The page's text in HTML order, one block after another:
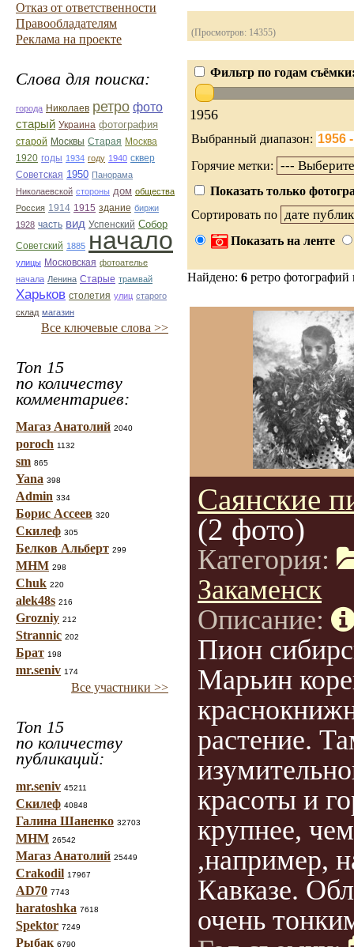
Отказ от ответственности
Правообладателям
Реклама на проекте
Слова для поиска:
города Николаев ретро фото
старый Украина фотография
старой Москвы Старая Москва
1920 годы 1934 году 1940 сквер
Советская 1950 Панорама
Николаевской стороны дом общества
Россия 1914 1915 здание биржи
1928 часть вид Успенский Собор
Советский 1885 начало
улицы Московская фотоателье
начала Ленина Старые трамвай
Харьков столетия улиц старого
склад магазин
Все ключевые слова >>
Топ 15
по количеству
комментариев:
Магаз Анатолий 2040
poroch 1132
sm 865
Yana 398
Admin 334
Борис Ассеев 320
Скилеф 305
Белков Альберт 299
МНМ 298
Chuk 220
alek48s 216
Grozniy 212
Strannic 202
Брат 198
mr.seniv 174
Все участники >>
Топ 15
по количеству
публикаций:
mr.seniv 45211
Скилеф 40848
Галина Шаненко 32703
МНМ 26542
Магаз Анатолий 25449
Crakodil 17967
AD70 7743
haratoshka 7618
Spektor 7249
Рыбак 6790
(Просмотров: 14355)
Фильтр по годам
1956
Выбранный диапазон:
Горячие метки:
Показать только
Сортировать по
Показать на ленте
Найдено: 6 ретро
Саянские
(2 фото)
Категория:
Закаменск
Описание:
Пион
Марьин
растение.
красоты и
крупнее, чем
,например,
Кавказе.
очень